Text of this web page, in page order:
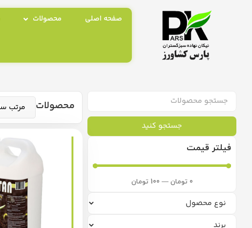
صفحه اصلی محصولات
جستجو کنید
فیلتر قیمت
0 تومان —
100 تومان
محصولات